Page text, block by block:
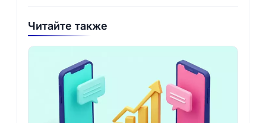
Читайте также